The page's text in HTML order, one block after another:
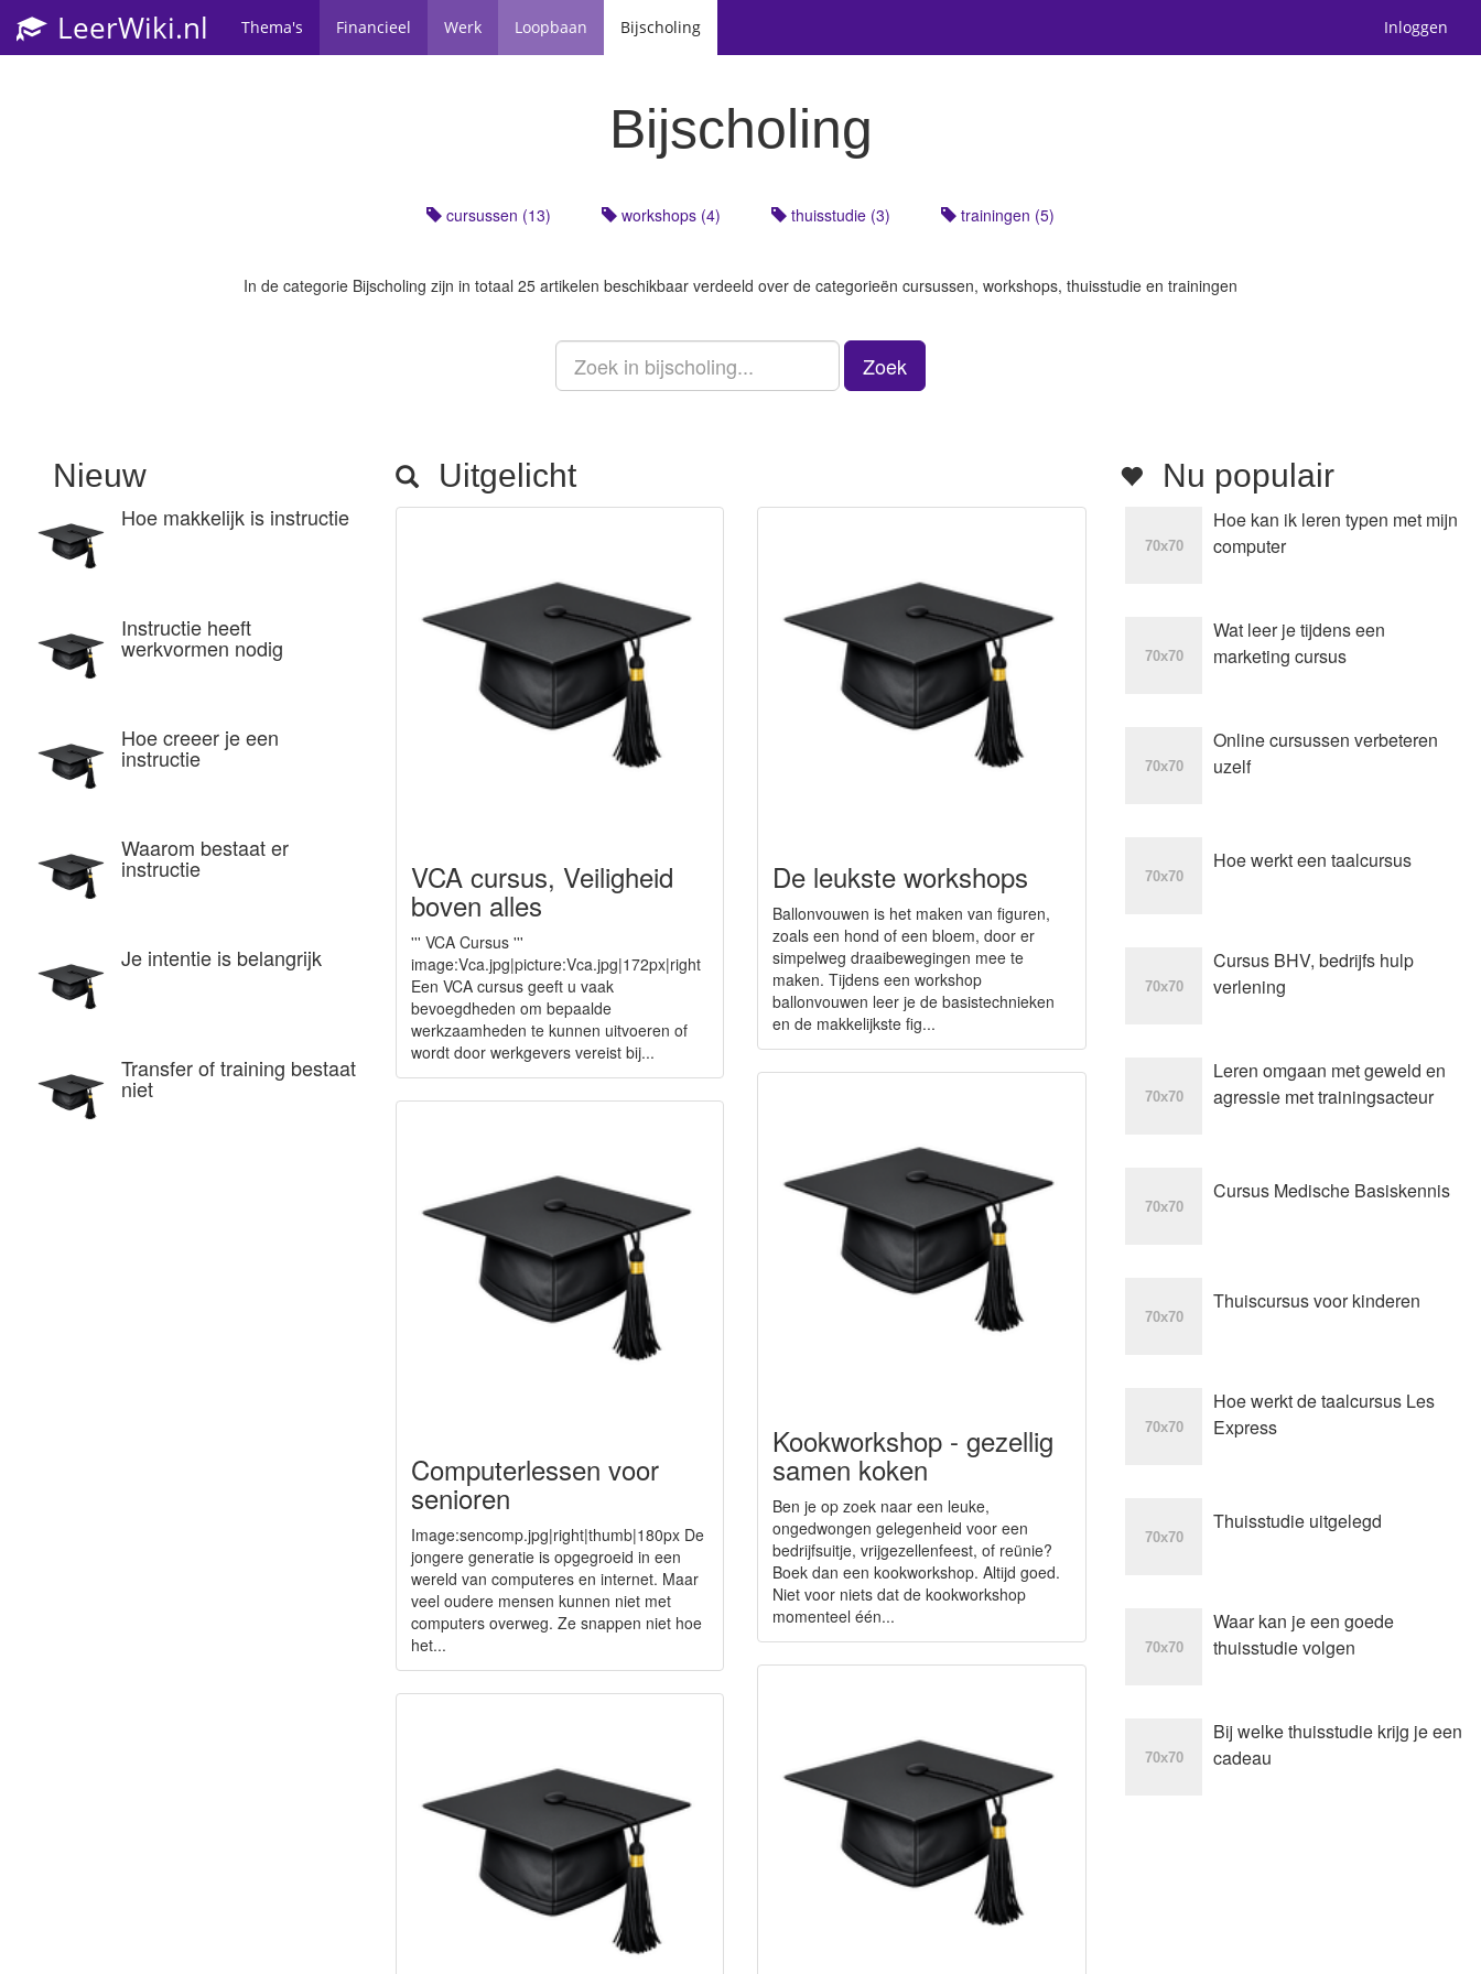
LeerWiki.nl Thema's Financieel Werk Loopbaan Bijscholing Inloggen
Bijscholing
cursussen (13) workshops (4) thuisstudie (3) trainingen (5)
In de categorie Bijscholing zijn in totaal 25 artikelen beschikbaar verdeeld over de categorieën cursussen, workshops, thuisstudie en trainingen
Zoek
Nieuw
Hoe makkelijk is instructie
Instructie heeft
werkvormen nodig
Hoe creeer je een
instructie
Waarom bestaat er
instructie
Je intentie is belangrijk
Transfer of training bestaat
niet
Uitgelicht
VCA cursus, Veiligheid
boven alles
''' VCA Cursus '''
image:Vca.jpg|picture:Vca.jpg|172px|right
Een VCA cursus geeft u vaak
bevoegdheden om bepaalde
werkzaamheden te kunnen uitvoeren of
wordt door werkgevers vereist bij...
Computerlessen voor
senioren
Image:sencomp.jpg|right|thumb|180px De
jongere generatie is opgegroeid in een
wereld van computeres en internet. Maar
veel oudere mensen kunnen niet met
computers overweg. Ze snappen niet hoe
het...
De leukste workshops
Ballonvouwen is het maken van figuren,
zoals een hond of een bloem, door er
simpelweg draaibewegingen mee te
maken. Tijdens een workshop
ballonvouwen leer je de basistechnieken
en de makkelijkste fig...
Kookworkshop - gezellig
samen koken
Ben je op zoek naar een leuke,
ongedwongen gelegenheid voor een
bedrijfsuitje, vrijgezellenfeest, of reünie?
Boek dan een kookworkshop. Altijd goed.
Niet voor niets dat de kookworkshop
momenteel één...
Nu populair
Hoe kan ik leren typen met mijn
computer
Wat leer je tijdens een
marketing cursus
Online cursussen verbeteren
uzelf
Hoe werkt een taalcursus
Cursus BHV, bedrijfs hulp
verlening
Leren omgaan met geweld en
agressie met trainingsacteur
Cursus Medische Basiskennis
Thuiscursus voor kinderen
Hoe werkt de taalcursus Les
Express
Thuisstudie uitgelegd
Waar kan je een goede
thuisstudie volgen
Bij welke thuisstudie krijg je een
cadeau